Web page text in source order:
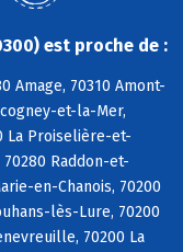
est proche de :
Amage, 70310 Amont-
et-la-Mer,
La Proiselière-et-
70280 Raddon-et-
en-Chanois, 70200
lès-Lure, 70200
70200 La